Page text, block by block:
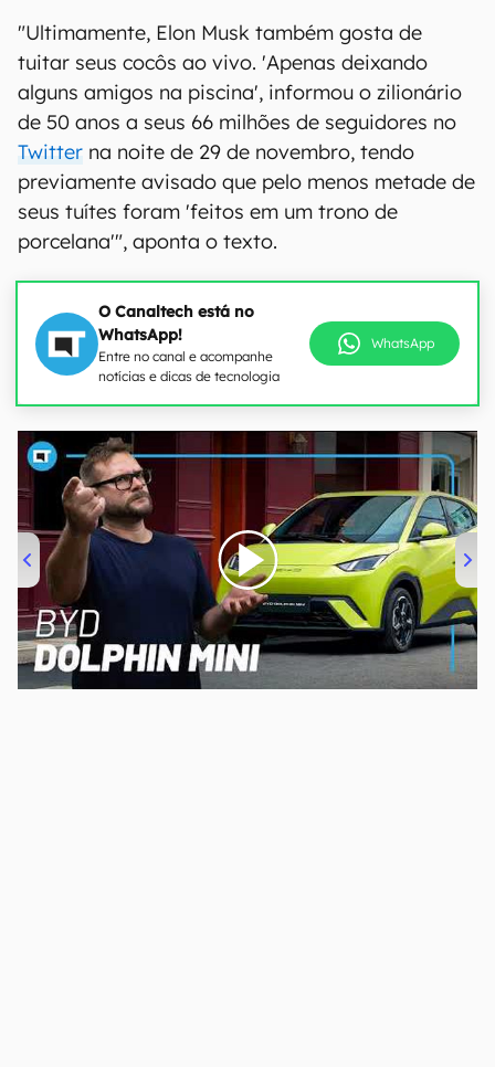
"Ultimamente, Elon Musk também gosta de
tuitar seus cocôs ao vivo. 'Apenas deixando
alguns amigos na piscina', informou o zilionário
de 50 anos a seus 66 milhões de seguidores no
Twitter na noite de 29 de novembro, tendo
previamente avisado que pelo menos metade de
seus tuítes foram 'feitos em um trono de
porcelana'", aponta o texto.
O Canaltech está no
WhatsApp!
Entre no canal e acompanhe
notícias e dicas de tecnologia
WhatsApp
00:00/04:07